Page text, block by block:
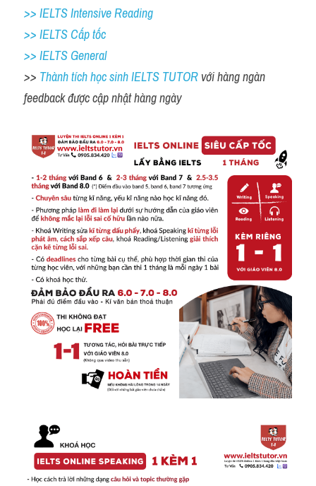
>> IELTS Intensive Reading
>> IELTS Cấp tốc
>> IELTS General
>> Thành tích học sinh IELTS TUTOR với hàng ngàn
feedback được cập nhật hàng ngày